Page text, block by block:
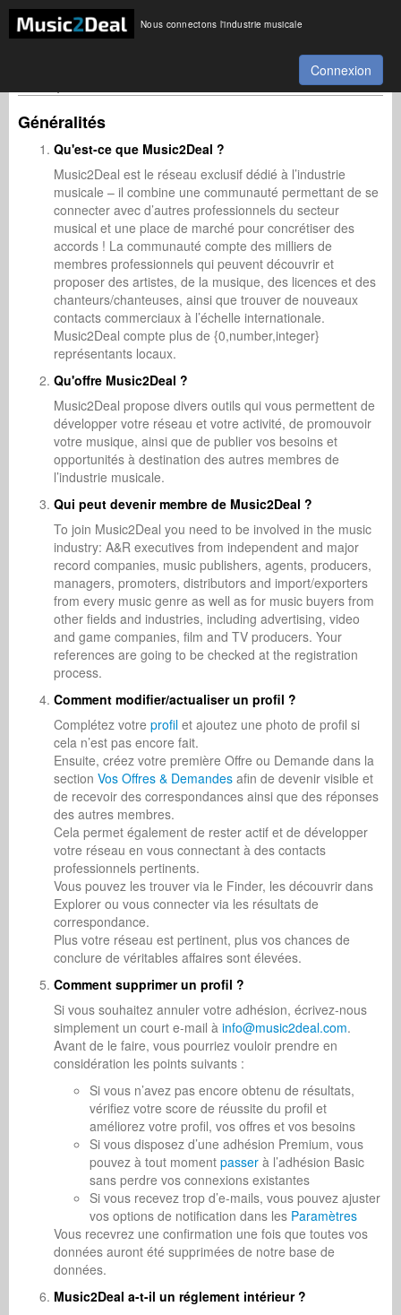
Nous connectons l'industrie musicale
Connexion
Généralités
Qu'est-ce que Music2Deal ?
Music2Deal est le réseau exclusif dédié à l’industrie
musicale – il combine une communauté permettant de se
connecter avec d’autres professionnels du secteur
musical et une place de marché pour concrétiser des
accords ! La communauté compte des milliers de
membres professionnels qui peuvent découvrir et
proposer des artistes, de la musique, des licences et des
chanteurs/chanteuses, ainsi que trouver de nouveaux
contacts commerciaux à l’échelle internationale.
Music2Deal compte plus de {0,number,integer}
représentants locaux.
Qu'offre Music2Deal ?
Music2Deal propose divers outils qui vous permettent de
développer votre réseau et votre activité, de promouvoir
votre musique, ainsi que de publier vos besoins et
opportunités à destination des autres membres de
l’industrie musicale.
Qui peut devenir membre de Music2Deal ?
To join Music2Deal you need to be involved in the music
industry: A&R executives from independent and major
record companies, music publishers, agents, producers,
managers, promoters, distributors and import/exporters
from every music genre as well as for music buyers from
other fields and industries, including advertising, video
and game companies, film and TV producers. Your
references are going to be checked at the registration
process.
Comment modifier/actualiser un profil ?
Complétez votre profil et ajoutez une photo de profil si
cela n’est pas encore fait.
Ensuite, créez votre première Offre ou Demande dans la
section Vos Offres & Demandes afin de devenir visible et
de recevoir des correspondances ainsi que des réponses
des autres membres.
Cela permet également de rester actif et de développer
votre réseau en vous connectant à des contacts
professionnels pertinents.
Vous pouvez les trouver via le Finder, les découvrir dans
Explorer ou vous connecter via les résultats de
correspondance.
Plus votre réseau est pertinent, plus vos chances de
conclure de véritables affaires sont élevées.
Comment supprimer un profil ?
Si vous souhaitez annuler votre adhésion, écrivez-nous
simplement un court e-mail à info@music2deal.com.
Avant de le faire, vous pourriez vouloir prendre en
considération les points suivants :
Si vous n’avez pas encore obtenu de résultats,
vérifiez votre score de réussite du profil et
améliorez votre profil, vos offres et vos besoins
Si vous disposez d’une adhésion Premium, vous
pouvez à tout moment passer à l’adhésion Basic
sans perdre vos connexions existantes
Si vous recevez trop d’e-mails, vous pouvez ajuster
vos options de notification dans les Paramètres
Vous recevrez une confirmation une fois que toutes vos
données auront été supprimées de notre base de
données.
Music2Deal a-t-il un réglement intérieur ?